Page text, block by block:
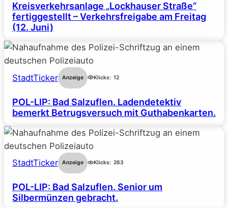
Kreisverkehrsanlage „Lockhauser Straße“
fertiggestellt – Verkehrsfreigabe am Freitag
(12. Juni)
StadtTicker Anzeige Klicks: 12
POL-LIP: Bad Salzuflen. Ladendetektiv
bemerkt Betrugsversuch mit Guthabenkarten.
StadtTicker Anzeige Klicks: 263
POL-LIP: Bad Salzuflen. Senior um
Silbermünzen gebracht.